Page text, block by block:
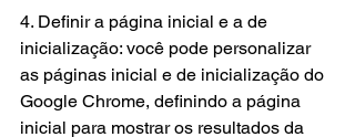
4. Definir a página inicial e a de
inicialização: você pode personalizar
as páginas inicial e de inicialização do
Google Chrome, definindo a página
inicial para mostrar os resultados da